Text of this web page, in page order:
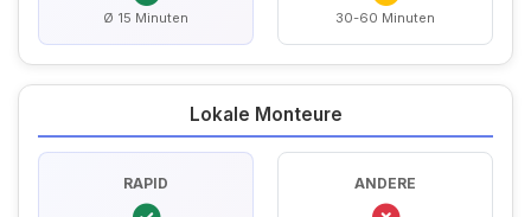
Ø 15 Minuten 30-60 Minuten
Lokale Monteure
RAPID ANDERE